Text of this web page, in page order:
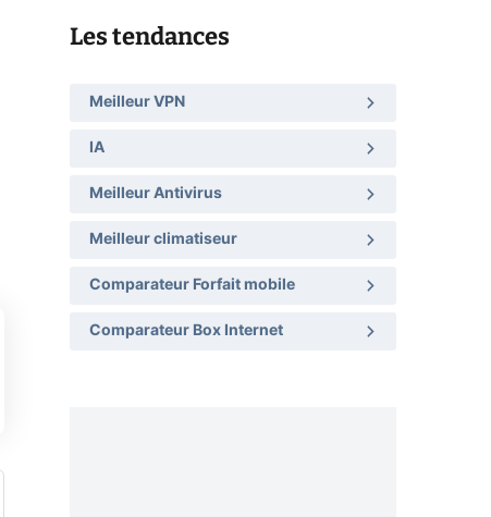
Les tendances
Meilleur VPN
IA
Meilleur Antivirus
Meilleur climatiseur
Comparateur Forfait mobile
Comparateur Box Internet